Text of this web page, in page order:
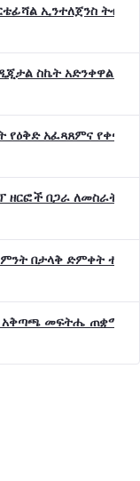
ኢንተለጀንስ
ስኬት አድንቀዋል
የዕቅድ አፈጻጸምና
በጋራ ለመስራት
በታላቅ ድምቀት
አቅጣጫ መፍትሔ ጠቋሚ